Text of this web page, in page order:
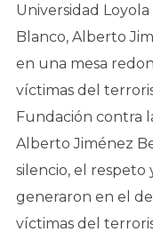
Universidad
Blanco, Alberto
en una mesa
víctimas del
Fundación contra
Alberto Jiménez
silencio, el respeto
generaron en el
víctimas del